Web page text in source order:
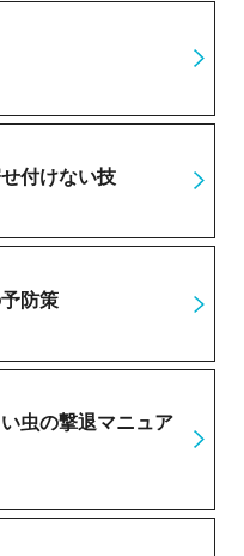
付けない技
防策
虫の撃退マニュア